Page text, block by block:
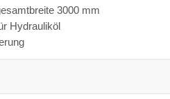
3000 mm
Hydrauliköl